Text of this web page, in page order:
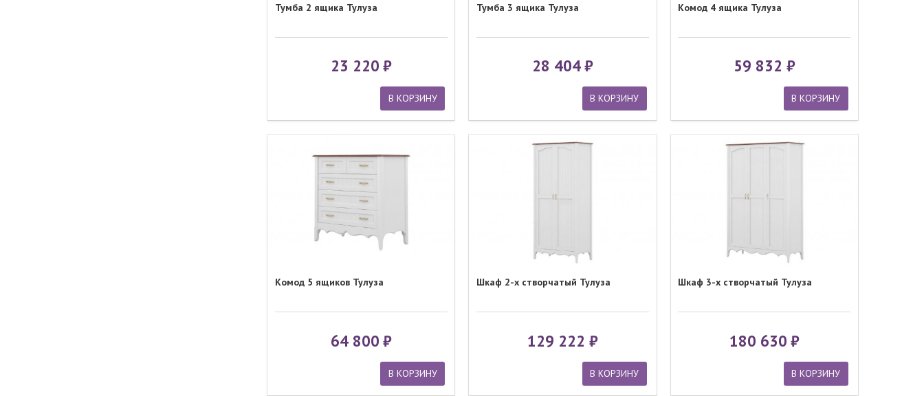
Тумба 2 ящика Тулуза
23 220
В КОРЗИНУ
Тумба 3 ящика Тулуза
28 404
В КОРЗИНУ
Комод 4 ящика Тулуза
59 832
В КОРЗИНУ
Комод 5 ящиков Тулуза
64 800
В КОРЗИНУ
Шкаф 2-х створчатый Тулуза
129 222
В КОРЗИНУ
Шкаф 3-х створчатый Тулуза
180 630
В КОРЗИНУ